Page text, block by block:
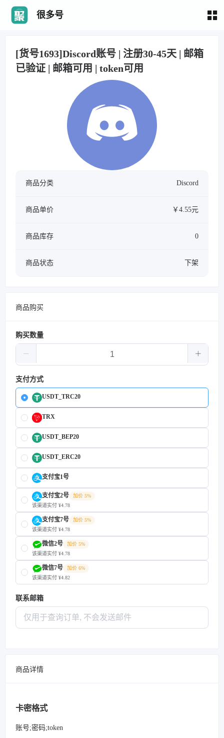
很多号
[货号1693]Discord账号 | 注册30-45天 | 邮箱
已验证 | 邮箱可用 | token可用
商品分类 Discord
商品单价 ￥4.55元
商品库存 0
商品状态 下架
商品购买
购买数量
支付方式
USDT_TRC20
TRX
USDT_BEP20
USDT_ERC20
支付宝1号
支付宝2号
加价 5%
该渠道实付 ¥4.78
支付宝7号
加价 5%
该渠道实付 ¥4.78
微信2号
加价 5%
该渠道实付 ¥4.78
微信7号
加价 6%
该渠道实付 ¥4.82
联系邮箱
商品详情
卡密格式
账号;密码;token